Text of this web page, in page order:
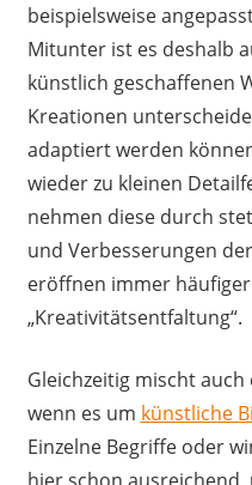
beispielsweise
Mitunter ist es deshalb
künstlich geschaffenen
Kreationen
adaptiert werden
wieder zu kleinen
nehmen diese durch
und Verbesserungen
eröffnen immer
„Kreativitätsentfaltung“.
Gleichzeitig mischt auch
wenn es um künstliche
Einzelne Begriffe oder